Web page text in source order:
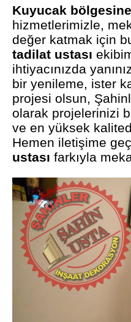
Kuyucak bölgesine
hizmetlerimizle,
değer katmak için
tadilat ustası
ihtiyacınızda
bir yenileme, ister
projesi olsun,
olarak projelerinizi
ve en yüksek
Hemen iletişime
ustası farkıyla